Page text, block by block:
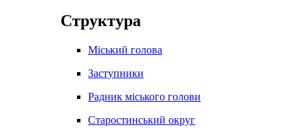
Структура
Міський голова
Заступники
Радник міського голови
Старостинський округ